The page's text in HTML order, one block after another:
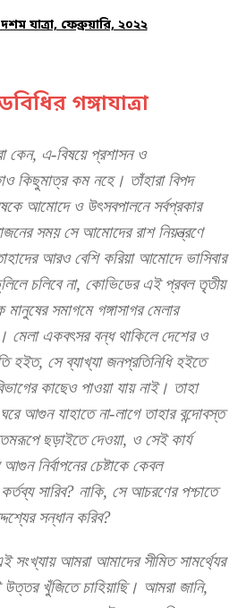
যাত্রা, ফেব্রুয়ারি, ২০২২
গঙ্গাযাত্রা
কেন, এ-বিষয়ে প্রশাসন ও
কিছুমাত্র কম নহে। তাঁহারা বিপদ
আমোদে ও উৎসবপালনে সর্বপ্রকার
সময় সে আমোদের রাশ নিয়ন্ত্রণে
আরও বেশি করিয়া আমোদে ভাসিবার
চলিবে না, কোভিডের এই প্রবল তৃতীয়
মানুষের সমাগমে গঙ্গাসাগর মেলার
একবৎসর বন্ধ থাকিলে দেশের ও
হইত, সে ব্যাখ্যা জনপ্রতিনিধি হইতে
কাছেও পাওয়া যায় নাই। তাহা
আগুন যাহাতে না-লাগে তাহার বন্দোবস্ত
ছড়াইতে দেওয়া, ও সেই কার্য
নির্বাপনের চেষ্টাকে কেবল
কর্তব্য সারিব? নাকি, সে আচরণের পশ্চাতে
সন্ধান করিব?
সংখ্যায় আমরা আমাদের সীমিত সামর্থ্যের
খুঁজিতে চাহিয়াছি। আমরা জানি,